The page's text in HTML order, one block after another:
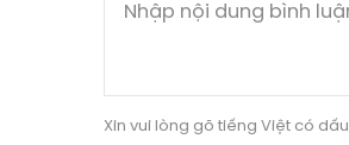
Xin vui lòng gõ tiếng Việt có dấu